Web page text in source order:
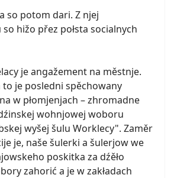
so potom dari. Z njej
hižo přez połsta socialnych
je angažement na městnje.
to je posledni spěchowany
w płomjenjach – zhromadne
wohnjowej woboru
wyšej šulu Worklecy". Zaměr
je, naše šulerki a šulerjow we
poskitka za dźěło
zahorić a je w zakładach